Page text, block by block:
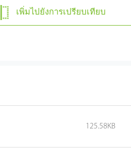
เพิ่มไปยังการเปรียบเทียบ
125.58KB